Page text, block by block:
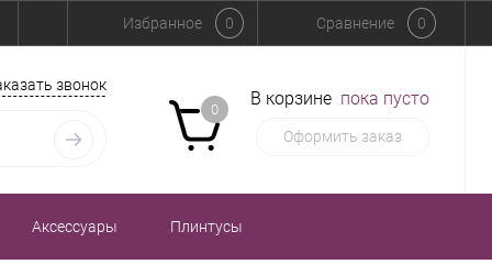
Избранное 0 Сравнение 0
звонок
0
В корзине пока пусто
Оформить заказ
Аксессуары Плинтусы